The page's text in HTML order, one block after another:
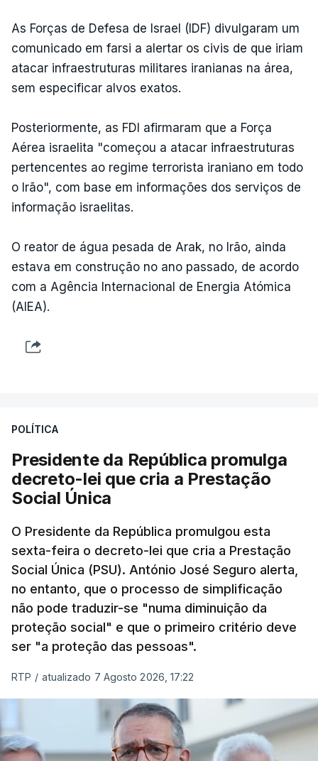
As Forças de Defesa de Israel (IDF) divulgaram um
comunicado em farsi a alertar os civis de que iriam
atacar infraestruturas militares iranianas na área,
sem especificar alvos exatos.
Posteriormente, as FDI afirmaram que a Força
Aérea israelita "começou a atacar infraestruturas
pertencentes ao regime terrorista iraniano em todo
o Irão", com base em informações dos serviços de
informação israelitas.
O reator de água pesada de Arak, no Irão, ainda
estava em construção no ano passado, de acordo
com a Agência Internacional de Energia Atómica
(AIEA).
POLÍTICA
Presidente da República promulga
decreto-lei que cria a Prestação
Social Única
O Presidente da República promulgou esta
sexta-feira o decreto-lei que cria a Prestação
Social Única (PSU). António José Seguro alerta,
no entanto, que o processo de simplificação
não pode traduzir-se "numa diminuição da
proteção social" e que o primeiro critério deve
ser "a proteção das pessoas".
RTP / atualizado 7 Agosto 2026, 17:22